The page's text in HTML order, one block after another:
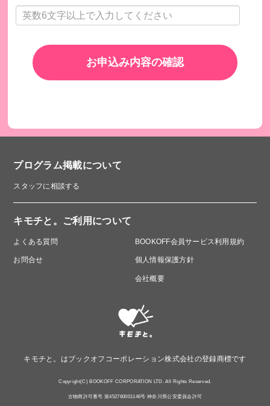
このプログラムは、SDGsの取り組みを促進します。
お申込み内容の確認
プログラム掲載について
スタッフに相談する
キモチと。ご利用について
よくある質問
お問合せ
BOOKOFF会員サービス利用規約
個人情報保護方針
会社概要
キモチと。はブックオフコーポレーション株式会社の登録商標です
Copyright(C) BOOKOFF CORPORATION LTD. All Rights Reserved.
古物商許可番号 第452760001146号 神奈川県公安委員会許可